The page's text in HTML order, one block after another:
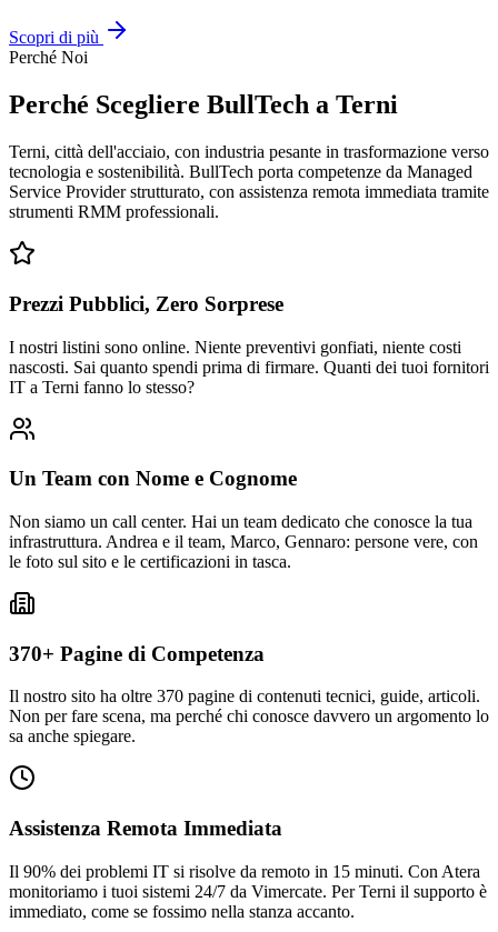
Scopri di più
Perché Noi
Perché Scegliere BullTech a Terni
Terni, città dell'acciaio, con industria pesante in trasformazione verso
tecnologia e sostenibilità. BullTech porta competenze da Managed
Service Provider strutturato, con assistenza remota immediata tramite
strumenti RMM professionali.
Prezzi Pubblici, Zero Sorprese
I nostri listini sono online. Niente preventivi gonfiati, niente costi
nascosti. Sai quanto spendi prima di firmare. Quanti dei tuoi fornitori
IT a Terni fanno lo stesso?
Un Team con Nome e Cognome
Non siamo un call center. Hai un team dedicato che conosce la tua
infrastruttura. Andrea e il team, Marco, Gennaro: persone vere, con
le foto sul sito e le certificazioni in tasca.
370+ Pagine di Competenza
Il nostro sito ha oltre 370 pagine di contenuti tecnici, guide, articoli.
Non per fare scena, ma perché chi conosce davvero un argomento lo
sa anche spiegare.
Assistenza Remota Immediata
Il 90% dei problemi IT si risolve da remoto in 15 minuti. Con Atera
monitoriamo i tuoi sistemi 24/7 da Vimercate. Per Terni il supporto è
immediato, come se fossimo nella stanza accanto.